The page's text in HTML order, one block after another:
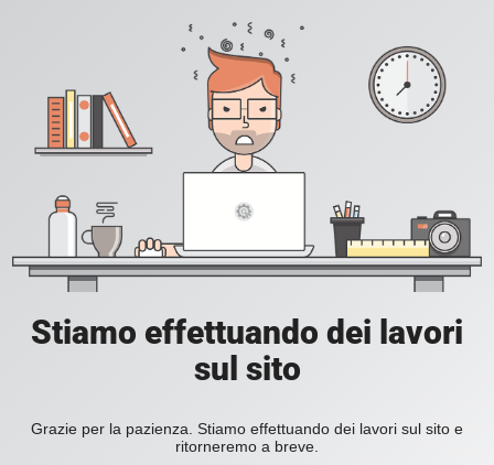
Stiamo effettuando dei lavori
sul sito
Grazie per la pazienza. Stiamo effettuando dei lavori sul sito e
ritorneremo a breve.